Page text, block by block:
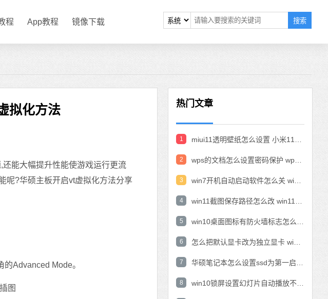
程 App教程 镜像下载 搜索
拟化方法
能大幅提升性能使游戏运行更流
呢?华硕主板开启vt虚拟化方法分享
Advanced Mode。
热门文章
1
2
3
4
5
6
7
8